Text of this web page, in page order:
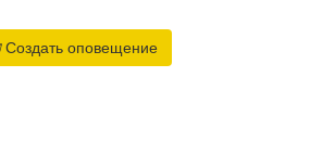
Создать оповещение